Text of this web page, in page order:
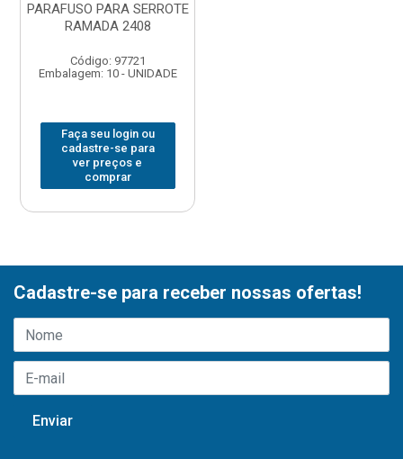
PARAFUSO PARA SERROTE
RAMADA 2408
Código: 97721
Embalagem: 10 - UNIDADE
Faça seu login ou
cadastre-se para
ver preços e
comprar
Cadastre-se para receber nossas ofertas!